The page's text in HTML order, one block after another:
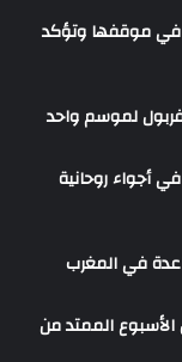
في موقفها وتؤكد
لموسم واحد
أجواء روحانية
في المغرب
الأسبوع الممتد من